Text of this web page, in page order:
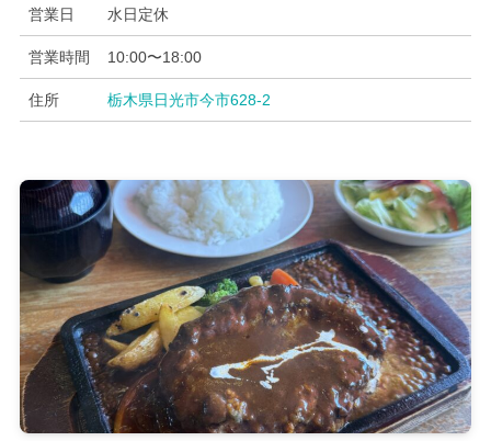
営業日 水日定休
営業時間 10:00〜18:00
住所 栃木県日光市今市628-2